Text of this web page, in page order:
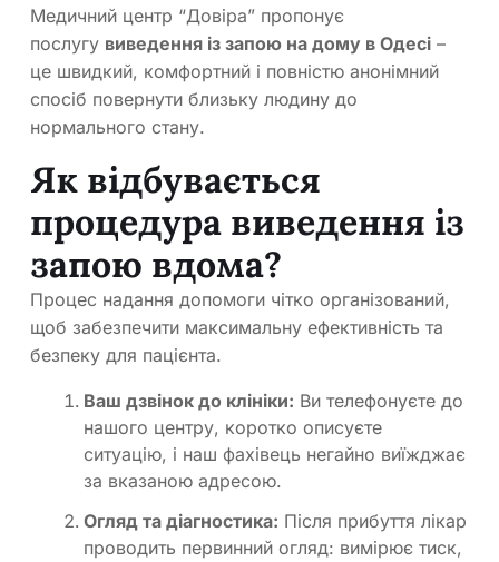
Медичний центр “Довіра” пропонує
послугу виведення із запою на дому в Одесі –
це швидкий, комфортний і повністю анонімний
спосіб повернути близьку людину до
нормального стану.
Як відбувається
процедура виведення із
запою вдома?
Процес надання допомоги чітко організований,
щоб забезпечити максимальну ефективність та
безпеку для пацієнта.
Ваш дзвінок до клініки: Ви телефонуєте до
нашого центру, коротко описуєте
ситуацію, і наш фахівець негайно виїжджає
за вказаною адресою.
Огляд та діагностика: Після прибуття лікар
проводить первинний огляд: вимірює тиск,